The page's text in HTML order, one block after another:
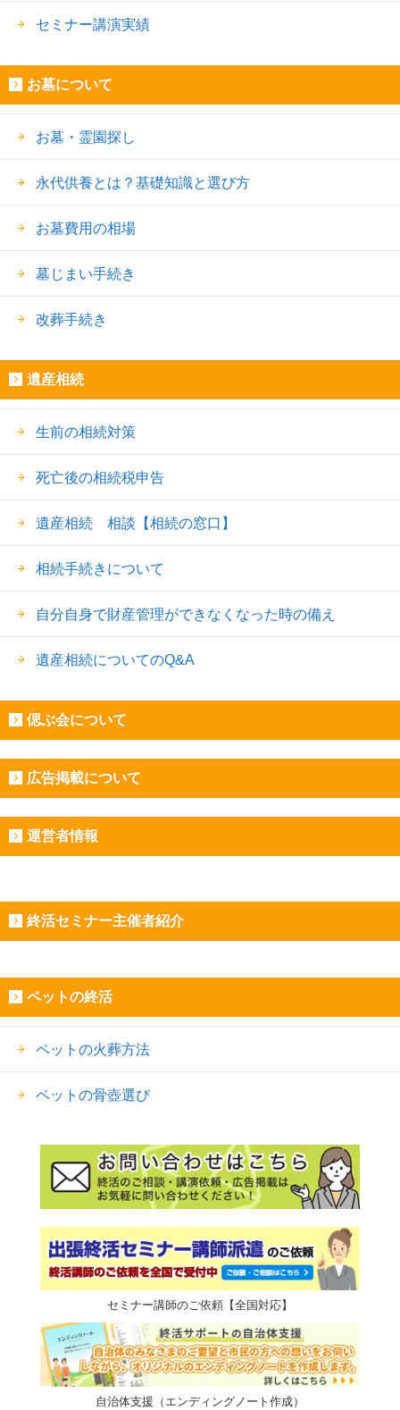
セミナー講演実績
お墓について
お墓・霊園探し
永代供養とは？基礎知識と選び方
お墓費用の相場
墓じまい手続き
改葬手続き
遺産相続
生前の相続対策
死亡後の相続税申告
遺産相続 相談【相続の窓口】
相続手続きについて
自分自身で財産管理ができなくなった時の備え
遺産相続についてのQ&A
偲ぶ会について
広告掲載について
運営者情報
終活セミナー主催者紹介
ペットの終活
ペットの火葬方法
ペットの骨壺選び
セミナー講師のご依頼【全国対応】
自治体支援（エンディングノート作成）